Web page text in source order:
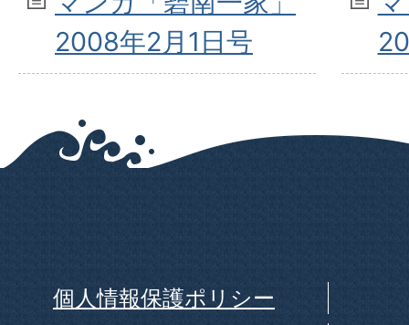
2008年2月1日号
個人情報保護ポリシー